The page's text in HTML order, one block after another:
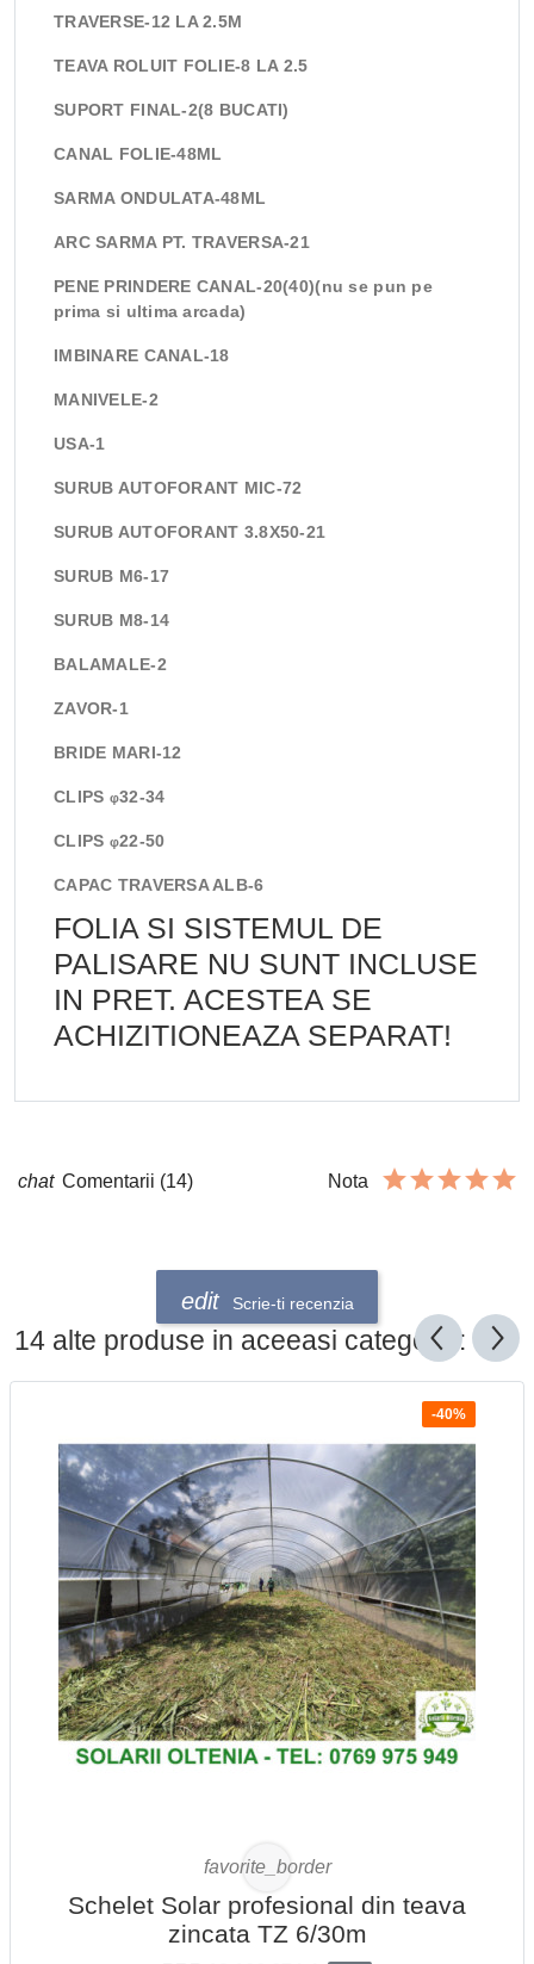
TRAVERSE-12 LA 2.5M
TEAVA ROLUIT FOLIE-8 LA 2.5
SUPORT FINAL-2(8 BUCATI)
CANAL FOLIE-48ML
SARMA ONDULATA-48ML
ARC SARMA PT. TRAVERSA-21
PENE PRINDERE CANAL-20(40)(nu se pun pe
prima si ultima arcada)
IMBINARE CANAL-18
MANIVELE-2
USA-1
SURUB AUTOFORANT MIC-72
SURUB AUTOFORANT 3.8X50-21
SURUB M6-17
SURUB M8-14
BALAMALE-2
ZAVOR-1
BRIDE MARI-12
CLIPS φ32-34
CLIPS φ22-50
CAPAC TRAVERSA ALB-6
FOLIA SI SISTEMUL DE
PALISARE NU SUNT INCLUSE
IN PRET. ACESTEA SE
ACHIZITIONEAZA SEPARAT!
Comentarii (14) Nota
Scrie-ti recenzia
14 alte produse in aceeasi categorie:
-40%
Schelet Solar profesional din teava
zincata TZ 6/30m
favorite_border